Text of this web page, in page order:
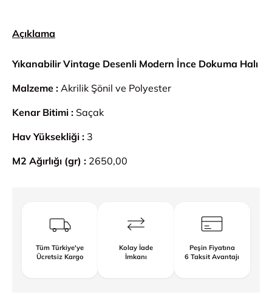
Açıklama
Yıkanabilir Vintage Desenli Modern İnce Dokuma Halı
Malzeme : Akrilik Şönil ve Polyester
Kenar Bitimi : Saçak
Hav Yüksekliği : 3
M2 Ağırlığı (gr) : 2650,00
Tüm Türkiye'ye
Ücretsiz Kargo
Kolay İade
İmkanı
Peşin Fiyatına
6 Taksit Avantajı